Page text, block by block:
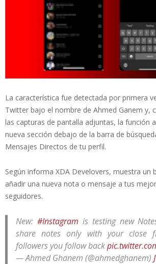
La característica fue detectada por primera
Twitter bajo el nombre de Ahmed Ganem y,
las capturas de pantalla adjuntas, la función
nueva sección debajo de la barra de
Mensajes Directos de tu perfil.
Según informa XDA Develovers, muestra un
añadir una nueva nota o mensaje a tus
seguidores.
New: #Instagram is testing new
share notes only with your close
followers you follow back
— Ahmed Ghanem (@ahmedghanem)